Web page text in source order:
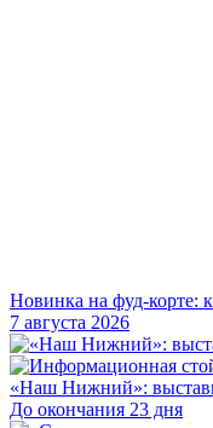
Новинка на фуд-корте:
7 августа 2026
«Наш Нижний»:
До окончания 23 дня